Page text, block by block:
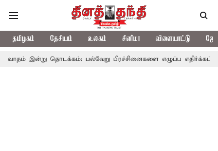
தமிழகம் தேசியம் உலகம் சினிமா விளையாட்டு
தொடக்கம்: பல்வேறு பிரச்சினைகளை எழுப்ப எதிர்க்கட்சிகள் திட்டம்